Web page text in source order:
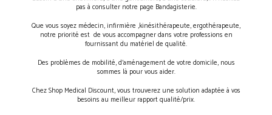
pas à consulter notre page Bandagisterie.
Que vous soyez médecin, infirmière ,kinésithérapeute, ergothérapeute,
notre priorité est de vous accompagner dans votre professions en
fournissant du matériel de qualité.
Des problèmes de mobilité, d’aménagement de votre domicile, nous
sommes là pour vous aider.
Chez Shop Medical Discount, vous trouverez une solution adaptée à vos
besoins au meilleur rapport qualité/prix.